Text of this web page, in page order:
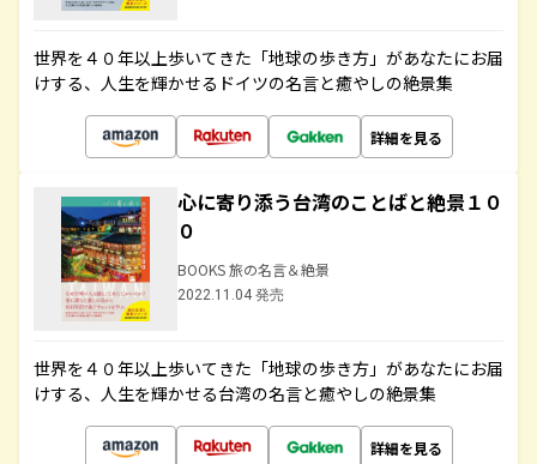
世界を４０年以上歩いてきた「地球の歩き方」があなたにお届
けする、人生を輝かせるドイツの名言と癒やしの絶景集
詳細を見る
心に寄り添う台湾のことばと絶景１０
０
BOOKS 旅の名言＆絶景
2022.11.04 発売
世界を４０年以上歩いてきた「地球の歩き方」があなたにお届
けする、人生を輝かせる台湾の名言と癒やしの絶景集
詳細を見る